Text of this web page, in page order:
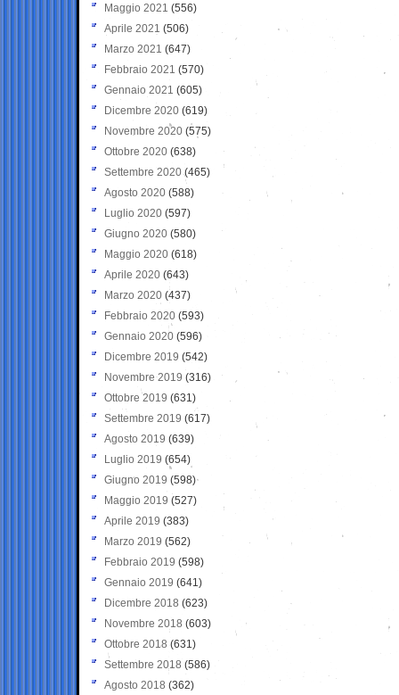
Maggio 2021 (556)
Aprile 2021 (506)
Marzo 2021 (647)
Febbraio 2021 (570)
Gennaio 2021 (605)
Dicembre 2020 (619)
Novembre 2020 (575)
Ottobre 2020 (638)
Settembre 2020(465)
Agosto 2020 (588)
Luglio 2020 (597)
Giugno 2020 (580)
Maggio 2020 (618)
Aprile 2020 (643)
Marzo 2020 (437)
Febbraio 2020 (593)
Gennaio 2020 (596)
Dicembre 2019 (542)
Novembre 2019 (316)
Ottobre 2019 (631)
Settembre 2019 (617)
Agosto 2019 (639)
Luglio 2019 (654)
Giugno 2019 (598)
Maggio 2019 (527)
Aprile 2019 (383)
Marzo 2019 (562)
Febbraio 2019 (598)
Gennaio 2019 (641)
Dicembre 2018 (623)
Novembre 2018 (603)
Ottobre 2018 (631)
Settembre 2018 (586)
Agosto 2018 (362)